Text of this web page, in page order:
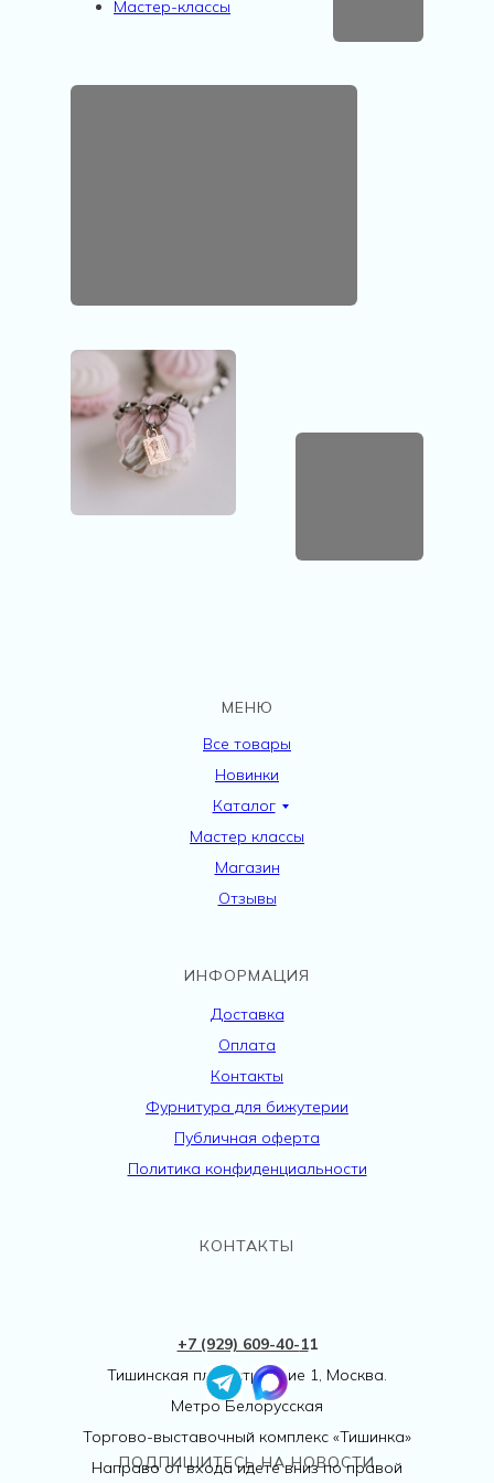
Мастер-классы
МЕНЮ
Все товары
Новинки
Каталог
Мастер классы
Магазин
Отзывы
ИНФОРМАЦИЯ
Доставка
Оплата
Контакты
Фурнитура для бижутерии
Публичная оферта
Политика конфиденциальности
ПОДПИШИТЕСЬ НА НОВОСТИ
КОНТАКТЫ
+7 (929) 609-40-11
Тишинская пл., 1 строение 1, Москва.
Метро Белорусская
Торгово-выставочный комплекс «Тишинка»
Направо от входа идете вниз по правой